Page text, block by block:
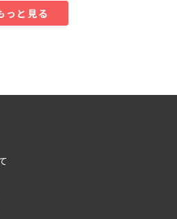
っと見る